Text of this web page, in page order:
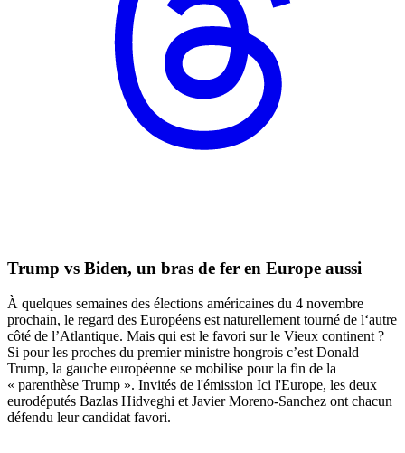
Trump vs Biden, un bras de fer en Europe aussi
À quelques semaines des élections américaines du 4 novembre
prochain, le regard des Européens est naturellement tourné de l‘autre
côté de l’Atlantique. Mais qui est le favori sur le Vieux continent ?
Si pour les proches du premier ministre hongrois c’est Donald
Trump, la gauche européenne se mobilise pour la fin de la
« parenthèse Trump ». Invités de l'émission Ici l'Europe, les deux
eurodéputés Bazlas Hidveghi et Javier Moreno-Sanchez ont chacun
défendu leur candidat favori.